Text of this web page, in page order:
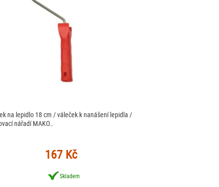
na lepidlo 18 cm / váleček k nanášení lepidla /
nářadí MAKO…
167 Kč
Skladem